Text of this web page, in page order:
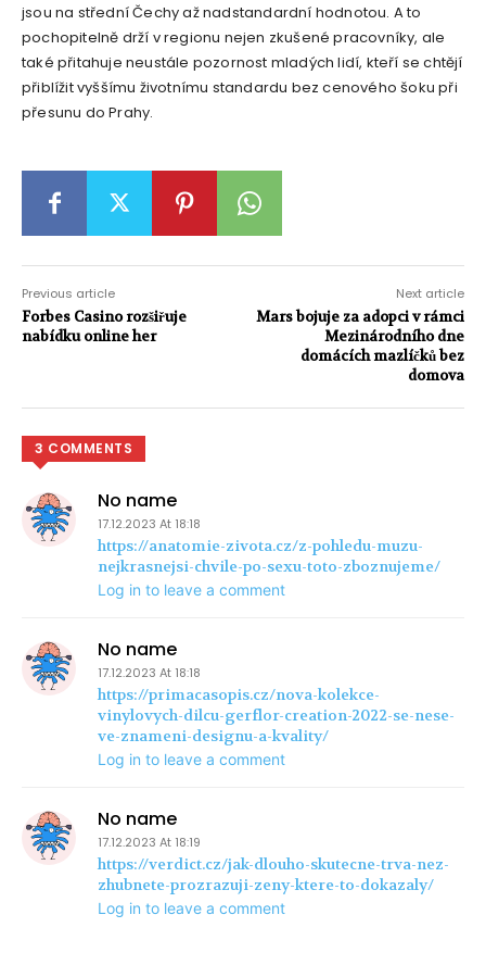
jsou na střední Čechy až nadstandardní hodnotou. A to
pochopitelně drží v regionu nejen zkušené pracovníky, ale
také přitahuje neustále pozornost mladých lidí, kteří se chtějí
přiblížit vyššímu životnímu standardu bez cenového šoku při
přesunu do Prahy.
Previous article
Forbes Casino rozšiřuje
nabídku online her
Next article
Mars bojuje za adopci v rámci
Mezinárodního dne
domácích mazlíčků bez
domova
3 COMMENTS
No name
17.12.2023 At 18:18
https://anatomie-zivota.cz/z-pohledu-muzu-
nejkrasnejsi-chvile-po-sexu-toto-zboznujeme/
Log in to leave a comment
No name
17.12.2023 At 18:18
https://primacasopis.cz/nova-kolekce-
vinylovych-dilcu-gerflor-creation-2022-se-nese-
ve-znameni-designu-a-kvality/
Log in to leave a comment
No name
17.12.2023 At 18:19
https://verdict.cz/jak-dlouho-skutecne-trva-nez-
zhubnete-prozrazuji-zeny-ktere-to-dokazaly/
Log in to leave a comment